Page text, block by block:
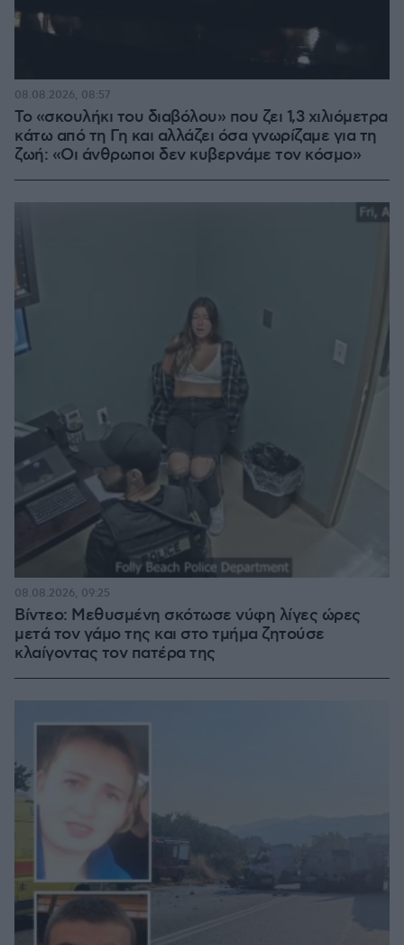
Το «σκουλήκι του διαβόλου» που ζει 1,3 χιλιόμετρα
κάτω από τη Γη και αλλάζει όσα γνωρίζαμε για τη
ζωή: «Οι άνθρωποι δεν κυβερνάμε τον κόσμο»
08.08.2026, 08:57
Βίντεο: Μεθυσμένη σκότωσε νύφη λίγες ώρες
μετά τον γάμο της και στο τμήμα ζητούσε
κλαίγοντας τον πατέρα της
08.08.2026, 09:25